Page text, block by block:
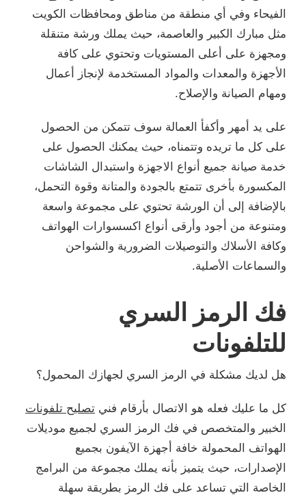
الفيحاء وفي أي منطقة من مناطق ومحافظات الكويت
مثل مبارك الكبير والعاصمة، حيث يملك ورشة متنقلة
ومجهزة على أعلى المستويات وتحتوي على كافة
الأجهزة والمعدات والمواد المستخدمة لإنجاز أعمال
ومهام الصيانة والإصلاح.
على يد أمهر وأكفأ العمالة سوف تتمكن من الحصول
على كل ما تريده وتتمناه، حيث يمكنك الحصول على
خدمة صيانة جميع أنواع الاجهزة واستبدال الشاشات
المكسورة بأخرى تتمتع بالجودة والمتانة وقوة التحمل،
بالإضافة إلى أن الورشة تحتوي على مجموعة واسعة
ومتنوعة من أجود وأرقى أنواع اكسسوارات الهواتف
وكافة الأسلاك والتوصيلات الضرورية والشواحن
والسماعات الأصلية.
فك الرمز السري
للتلفونات
هل لديك مشكلة في الرمز السري لجهازك المحمول؟
كل ما عليك فعله هو الاتصال بأرقام فني تصليح تلفونات
الخبير والمتخصص في فك الرمز السري لجميع موديلات
الهواتف المحمولة خافة أجهزة الآيفون بجميع
الإصدارات، حيث يتميز بأنه يملك مجموعة من البرامج
الخاصة التي تساعد على فك الرمز بطريقة سهلة